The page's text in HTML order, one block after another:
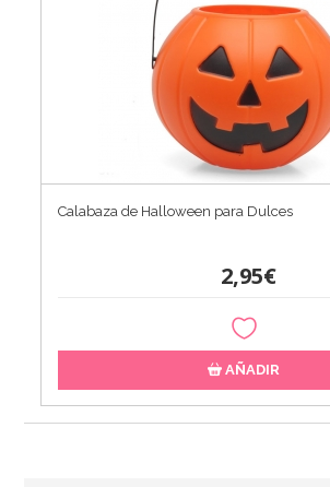
Calabaza de Halloween para Dulces
2,95€
AÑADIR